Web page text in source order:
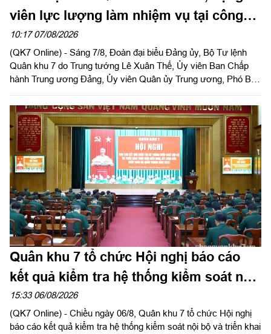
viên lực lượng làm nhiệm vụ tại công
viên Lê Thị Riêng
10:17 07/08/2026
(QK7 Online) - Sáng 7/8, Đoàn đại biểu Đảng ủy, Bộ Tư lệnh
Quân khu 7 do Trung tướng Lê Xuân Thế, Ủy viên Ban Chấp
hành Trung ương Đảng, Ủy viên Quân ủy Trung ương, Phó Bí
hoa, dâng hương tưởng niệm cố Tổng Bí thư Trần Phú, các anh
hùng liệt sĩ và thăm, động viên lực lượng đang làm nhiệm vụ tại
công viên Lê Thị Riêng, Thành phố Hồ Chí Minh.
Quân khu 7 tổ chức Hội nghị báo cáo
kết quả kiểm tra hệ thống kiểm soát nội
bộ
15:33 06/08/2026
(QK7 Online) - Chiều ngày 06/8, Quân khu 7 tổ chức Hội nghị
báo cáo kết quả kiểm tra hệ thống kiểm soát nội bộ và triển khai